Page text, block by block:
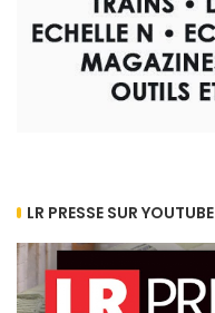
LR PRESSE SUR YOUTUBE